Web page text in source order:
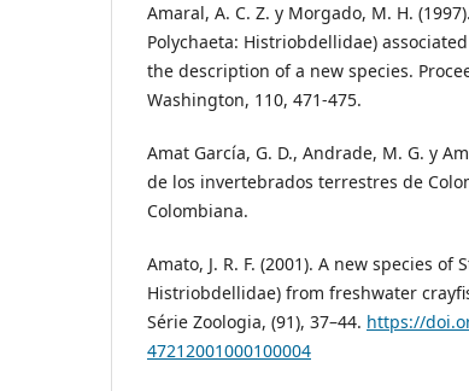
Amaral, A. C. Z. y Morgado, M. H.
Polychaeta: Histriobdellidae)
the description of a new species.
Washington, 110, 471-475.
Amat García, G. D., Andrade, M. G. y
de los invertebrados terrestres de
Colombiana.
Amato, J. R. F. (2001). A new species of
Histriobdellidae) from freshwater
Série Zoologia, (91), 37–44. https://
47212001000100004